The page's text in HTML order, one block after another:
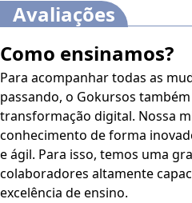
Avaliações
Como ensinamos?
Para acompanhar todas as
passando, o Gokursos
transformação digital. Nossa
conhecimento de forma
e ágil. Para isso, temos uma grande rede de professores
colaboradores altamente
excelência de ensino.